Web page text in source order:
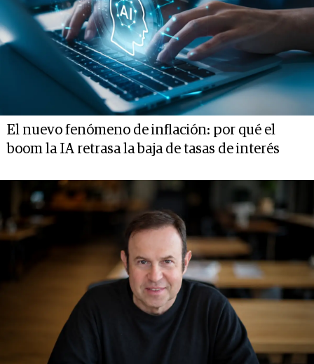
El nuevo fenómeno de inflación: por qué el
boom la IA retrasa la baja de tasas de interés